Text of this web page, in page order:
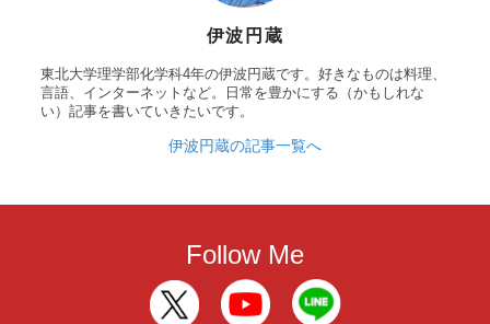
伊波円蔵
東北大学理学部化学科4年の伊波円蔵です。好きなものは料理、
言語、インターネットなど。日常を豊かにする（かもしれな
い）記事を書いていきたいです。
伊波円蔵の記事一覧へ
Follow Me